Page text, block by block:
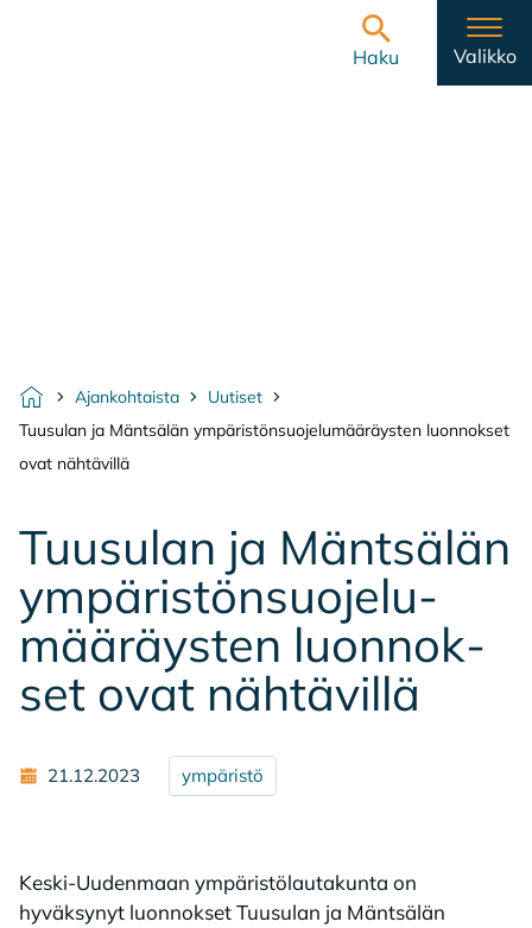
Haku
Valikko
Etusivu
Ajankohtaista
Uutiset
Tuusulan ja Mäntsälän ympäristönsuojelumääräysten luonnokset
ovat nähtävillä
Tuusu­lan ja Mänt­sä­län
ym­pä­ris­tön­suo­je­lu­
mää­räys­ten luon­nok­
set ovat näh­tä­vil­lä
21.12.2023 ympäristö
Keski-Uudenmaan ympäristölautakunta on
hyväksynyt luonnokset Tuusulan ja Mäntsälän